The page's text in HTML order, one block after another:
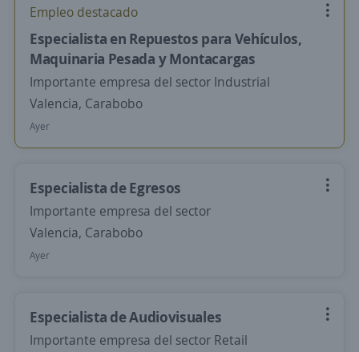
Empleo destacado
Especialista en Repuestos para Vehículos,
Maquinaria Pesada y Montacargas
Importante empresa del sector Industrial
Valencia, Carabobo
Ayer
Especialista de Egresos
Importante empresa del sector
Valencia, Carabobo
Ayer
Especialista de Audiovisuales
Importante empresa del sector Retail